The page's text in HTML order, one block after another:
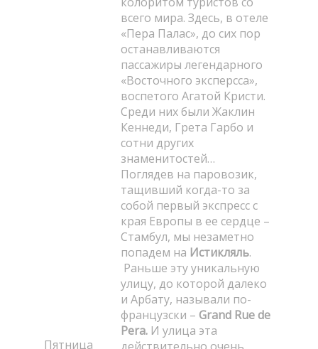
Пятница
всего мира. Здесь, в отеле
«Пера Палас», до сих пор
останавливаются
пассажиры легендарного
«Восточного эксперсса»,
воспетого Агатой Кристи.
Среди них были Жаклин
Кеннеди, Грета Гарбо и
сотни других
знаменитостей…
Поглядев на паровозик,
тащивший когда-то за
собой первый экспресс с
края Европы в ее сердце –
Стамбул, мы незаметно
попадем на Истикляль.
Раньше эту уникальную
улицу, до которой далеко
и Арбату, называли по-
французски – Grand Rue de
Pera. И улица эта